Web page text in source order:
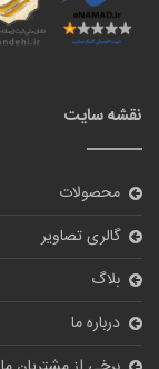
نقشه سایت
محصولات
گالری تصاویر
بلاگ
درباره ما